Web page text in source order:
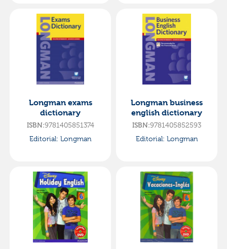
Longman exams
dictionary
ISBN:9781405851374
Editorial: Longman
Longman business
english dictionary
ISBN:9781405852593
Editorial: Longman